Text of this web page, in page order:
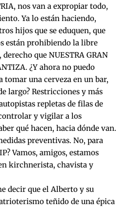
nos van a expropiar todo,
Ya lo están haciendo,
hijos que se eduquen, que
están prohibiendo la libre
que NUESTRA GRAN
¿Y ahora no puedo
tomar una cerveza en un bar,
largo? Restricciones y más
repletas de filas de
y vigilar a los
qué hacen, hacia dónde van.
preventivas. No, para
Vamos, amigos, estamos
kirchnerista, chavista y
decir que el Alberto y su
teñido de una épica